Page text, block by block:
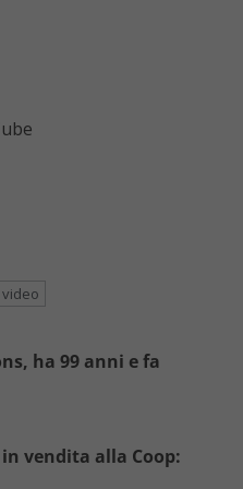
video
ha 99 anni e fa
vendita alla Coop: